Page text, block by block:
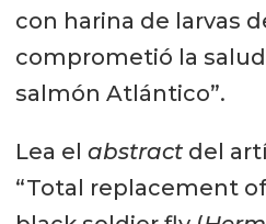
con harina de larvas
comprometió la
salmón Atlántico”.
Lea el abstract del
“Total replacement